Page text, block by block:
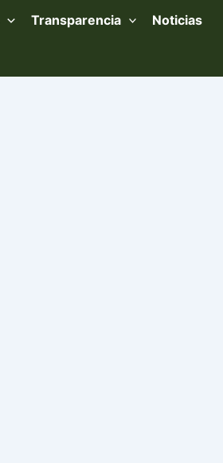
Transparencia Noticias